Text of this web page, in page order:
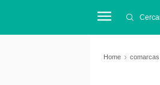
Home comarcas